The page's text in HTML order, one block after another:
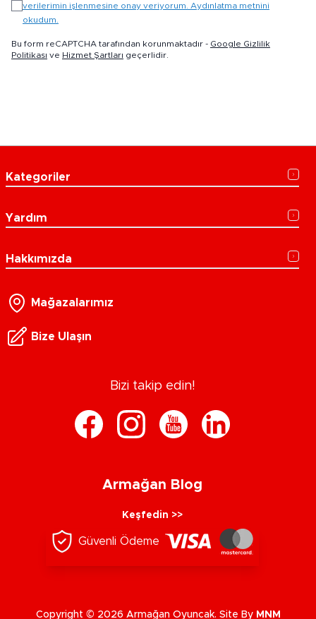
verilerimin işlenmesine onay veriyorum. Aydınlatma metnini
okudum.
Bu form reCAPTCHA tarafından korunmaktadır - Google Gizlilik
Politikası ve Hizmet Şartları geçerlidir.
Kategoriler
Yardım
Hakkımızda
Mağazalarımız
Bize Ulaşın
Bizi takip edin!
Armağan Blog
Keşfedin >>
Güvenli Ödeme
Copyright © 2026 Armağan Oyuncak. Site By MNM